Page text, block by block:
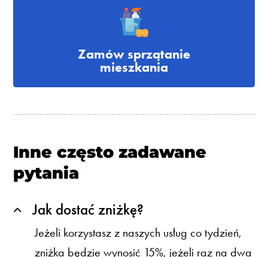
Zamów sprzątanie
mieszkania
Inne często zadawane
pytania
Jak dostać zniżkę?
Jeżeli korzystasz z naszych usług co tydzień,
zniżka będzie wynosić 15%, jeżeli raz na dwa